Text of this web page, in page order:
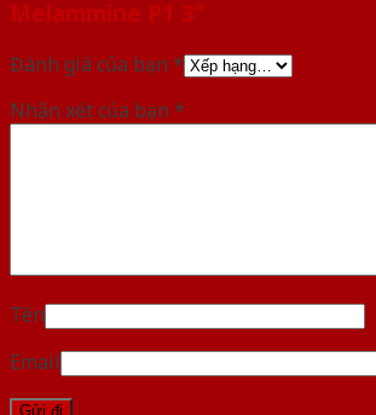
Melammine P1 3”
Đánh giá của bạn *
Nhận xét của bạn *
Tên
Email